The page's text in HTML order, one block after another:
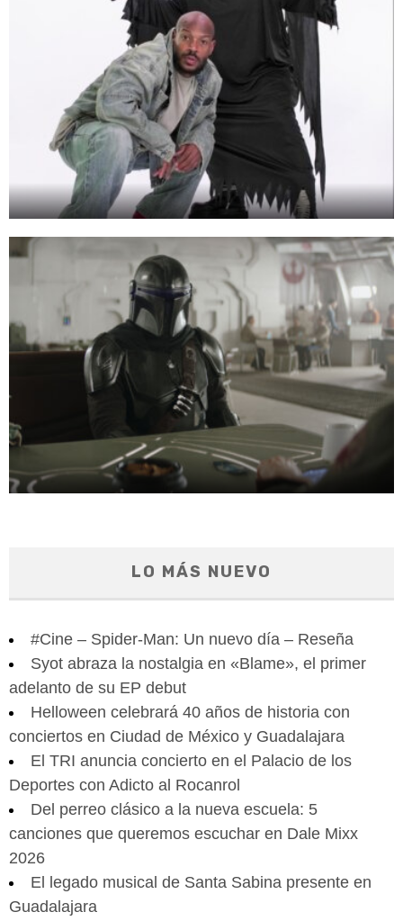
LO MÁS NUEVO
#Cine – Spider-Man: Un nuevo día – Reseña
Syot abraza la nostalgia en «Blame», el primer
adelanto de su EP debut
Helloween celebrará 40 años de historia con
conciertos en Ciudad de México y Guadalajara
El TRI anuncia concierto en el Palacio de los
Deportes con Adicto al Rocanrol
Del perreo clásico a la nueva escuela: 5
canciones que queremos escuchar en Dale Mixx
2026
El legado musical de Santa Sabina presente en
Guadalajara